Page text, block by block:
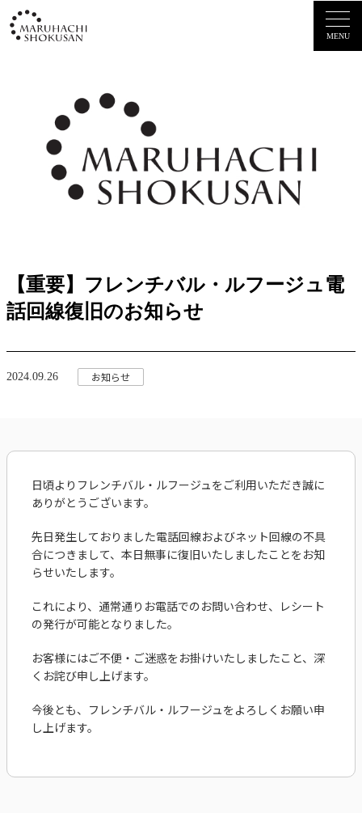
MENU
【重要】フレンチバル・ルフージュ電
話回線復旧のお知らせ
2024.09.26 お知らせ
日頃よりフレンチバル・ルフージュをご利用いただき誠に
ありがとうございます。
先日発生しておりました電話回線およびネット回線の不具
合につきまして、本日無事に復旧いたしましたことをお知
らせいたします。
これにより、通常通りお電話でのお問い合わせ、レシート
の発行が可能となりました。
お客様にはご不便・ご迷惑をお掛けいたしましたこと、深
くお詫び申し上げます。
今後とも、フレンチバル・ルフージュをよろしくお願い申
し上げます。